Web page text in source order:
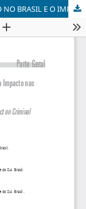
AS OPERAÇÕES DE COMBATE À CORRUPÇÃO NO BRASIL E O IMPACTO NAS CIÊNCIAS CRIMINAIS